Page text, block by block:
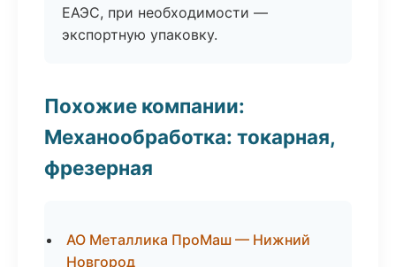
ЕАЭС, при необходимости —
экспортную упаковку.
Похожие компании:
Механообработка: токарная,
фрезерная
АО Металлика ПроМаш — Нижний
Новгород